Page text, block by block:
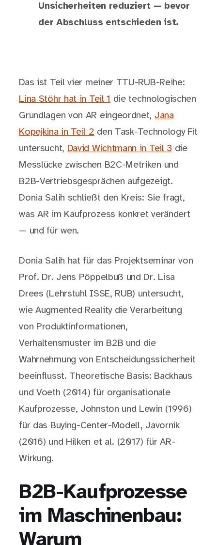
Unsicherheiten reduziert — bevor
der Abschluss entschieden ist.
Das ist Teil vier meiner TTU-RUB-Reihe:
Lina Stöhr hat in Teil 1 die technologischen
Grundlagen von AR eingeordnet, Jana
Kopejkina in Teil 2 den Task-Technology Fit
untersucht, David Wichtmann in Teil 3 die
Messlücke zwischen B2C-Metriken und
B2B-Vertriebsgesprächen aufgezeigt.
Donia Salih schließt den Kreis: Sie fragt,
was AR im Kaufprozess konkret verändert
— und für wen.
Donia Salih hat für das Projektseminar von
Prof. Dr. Jens Pöppelbuß und Dr. Lisa
Drees (Lehrstuhl ISSE, RUB) untersucht,
wie Augmented Reality die Verarbeitung
von Produktinformationen,
Verhaltensmuster im B2B und die
Wahrnehmung von Entscheidungssicherheit
beeinflusst. Theoretische Basis: Backhaus
und Voeth (2014) für organisationale
Kaufprozesse, Johnston und Lewin (1996)
für das Buying-Center-Modell, Javornik
(2016) und Hilken et al. (2017) für AR-
Wirkung.
B2B-Kaufprozesse
im Maschinenbau:
Warum